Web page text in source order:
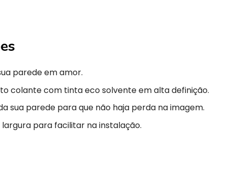
parede em amor.
colante com tinta eco solvente em alta definição.
sua parede para que não haja perda na imagem.
para facilitar na instalação.